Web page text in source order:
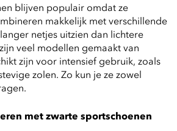
blijven populair omdat ze
makkelijk met verschillende
netjes uitzien dan lichtere
veel modellen gemaakt van
zijn voor intensief gebruik, zoals
zolen. Zo kun je ze zowel
met zwarte sportschoenen